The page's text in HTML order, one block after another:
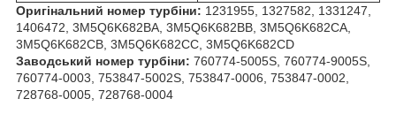
Оригінальний номер турбіни: 1231955, 1327582, 1331247,
1406472, 3M5Q6K682BA, 3M5Q6K682BB, 3M5Q6K682CA,
3M5Q6K682CB, 3M5Q6K682CC, 3M5Q6K682CD
Заводський номер турбіни: 760774-5005S, 760774-9005S,
760774-0003, 753847-5002S, 753847-0006, 753847-0002,
728768-0005, 728768-0004